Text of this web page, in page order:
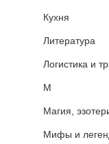
Кухня
Литература
Логистика и
М
Магия,
Мифы и